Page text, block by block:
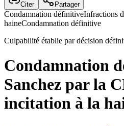
Citer Partager
Condamnation définitiveInfractions
haineCondamnation définitive
Culpabilité établie par décision
Condamnation
Sanchez par la
incitation à la